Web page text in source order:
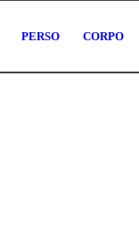
PERSO CORPO